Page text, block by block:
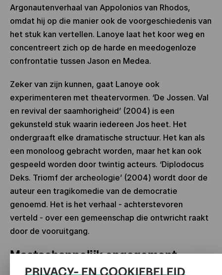
Argonautenverhaal van Appolonios van Rhodos,
omdat hij op die manier ook de voorgeschiedenis van
het stuk kan vertellen. Lanoye laat het koor weg en
concentreert zich op de harde en meedogenloze
confrontatie tussen Jason en Medea.
Zeker van zijn kunnen, gaat Lanoye ook
experimenteren met theatervormen. ‘De Jossen. Val
en revival der saamhorigheid’ (2004) is een
gekunsteld stuk waarin iedereen Jos heet. Het
ondergraaft elke dramatische structuur. Het kan als
een monoloog gebracht worden, maar het kan ook
gespeeld worden door twintig acteurs. ‘Diplodocus
Deks. Triomf der archeologie’ (2004) wordt door de
auteur een tragikomedie van de democratie
genoemd. Het is het verhaal - achterstevoren
verteld - over een gemeenschap die ontwricht raakt
door de vooruitgang.
Maatschappelijk engagement
PRIVACY- EN COOKIEBELEID